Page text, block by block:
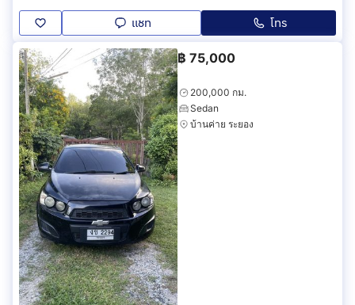
แชท โทร
฿ 75,000
200,000 กม.
Sedan
บ้านค่าย ระยอง